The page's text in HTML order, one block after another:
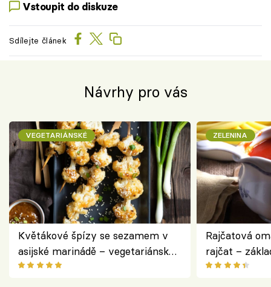
Vstoupit do diskuze
Sdílejte článek
Návrhy pro vás
VEGETARIÁNSKÉ
Květákové špízy se sezamem v
asijské marinádě – vegetariánská
chuťovka z grilu
ZELENINA
Rajčatová
rajčat –